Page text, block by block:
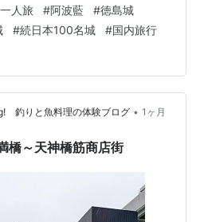
回は、日本一の藍染料を生み
県北部を流れる吉野川流域を
」があがる脇町の町並みをお
同じ流域ながらそこから電車
城そばの勝瑞館跡にある史跡勝
まった「勝瑞城」…
一人旅 #阿波藍 #徳島城
#続日本100名城 #国内旅行
釣りと魚料理の体験ブログ • 1ヶ月
～天神橋筋商店街